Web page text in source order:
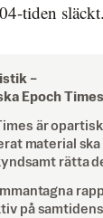
tiden släckt.
–
Epoch Times
är
material ska
rätta
på